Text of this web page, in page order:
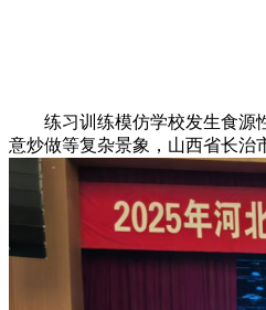
练习训练模仿学校发生食源性
意炒做等复杂景象，山西省长治